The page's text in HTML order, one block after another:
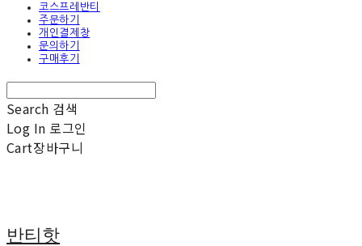
코스프레반티
주문하기
개인결제창
문의하기
구매후기
Search 검색
Log In 로그인
Cart장바구니
반티핫